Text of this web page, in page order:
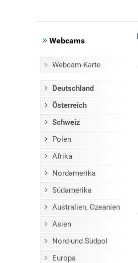
Webcams
Webcam-Karte
Deutschland
Österreich
Schweiz
Polen
Afrika
Nordamerika
Südamerika
Australien, Ozeanien
Asien
Nord-und Südpol
Europa